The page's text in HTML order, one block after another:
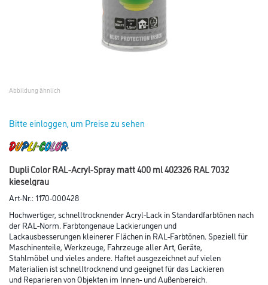
Abbildung ähnlich
Bitte einloggen, um Preise zu sehen
Dupli Color RAL-Acryl-Spray matt 400 ml 402326 RAL 7032
kieselgrau
Art-Nr.:1170-000428
Hochwertiger, schnelltrocknender Acryl-Lack in Standardfarbtönen nach
der RAL-Norm. Farbtongenaue Lackierungen und
Lackausbesserungen kleinerer Flächen in RAL-Farbtönen. Speziell für
Maschinenteile, Werkzeuge, Fahrzeuge aller Art, Geräte,
Stahlmöbel und vieles andere. Haftet ausgezeichnet auf vielen
Materialien ist schnelltrocknend und geeignet für das Lackieren
und Reparieren von Objekten im Innen- und Außenbereich.